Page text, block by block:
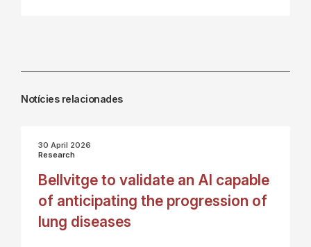
Notícies relacionades
30 April 2026
Research
Bellvitge to validate an AI capable
of anticipating the progression of
lung diseases